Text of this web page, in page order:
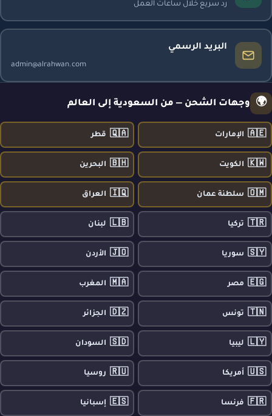
رد سريع خلال ساعات العمل
البريد الرسمي
admin@alrahwan.com
🌍 وجهات الشحن — من السعودية إلى العالم
🇦🇪 الإمارات 🇶🇦 قطر
🇰🇼 الكويت 🇧🇭 البحرين
🇴🇲 سلطنة عمان 🇮🇶 العراق
🇹🇷 تركيا 🇱🇧 لبنان
🇸🇾 سوريا 🇯🇴 الأردن
🇪🇬 مصر 🇲🇦 المغرب
🇹🇳 تونس 🇩🇿 الجزائر
🇱🇾 ليبيا 🇸🇩 السودان
🇺🇸 أمريكا 🇷🇺 روسيا
🇫🇷 فرنسا 🇪🇸 إسبانيا